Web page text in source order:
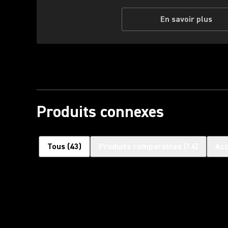
En savoir plus
Produits connexes
Tous (43)